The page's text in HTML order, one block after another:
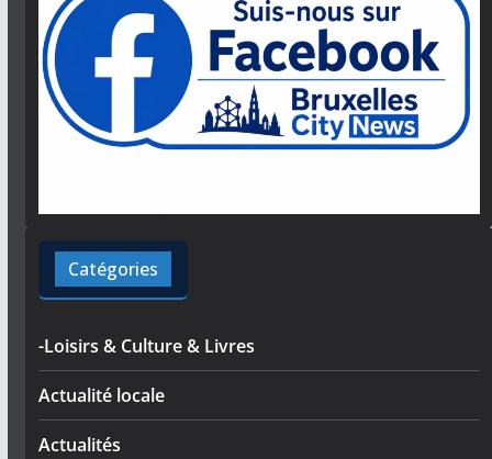
Catégories
-Loisirs & Culture & Livres
Actualité locale
Actualités